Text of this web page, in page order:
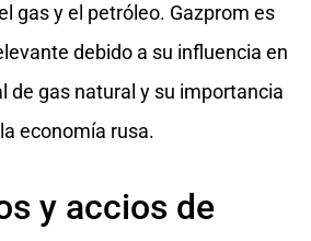
gas y el petróleo. Gazprom es
debido a su influencia en
de gas natural y su importancia
economía rusa.
y accios de